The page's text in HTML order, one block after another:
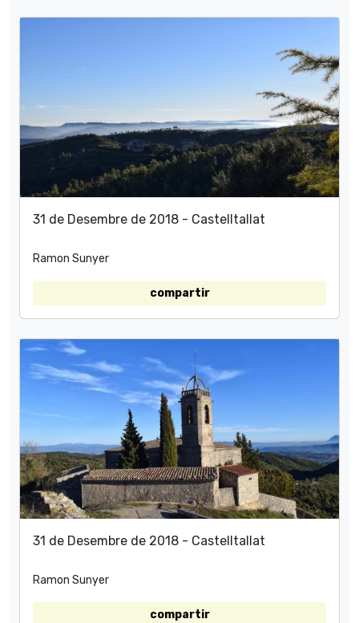
31 de Desembre de 2018 - Castelltallat
Ramon Sunyer
compartir
31 de Desembre de 2018 - Castelltallat
Ramon Sunyer
compartir